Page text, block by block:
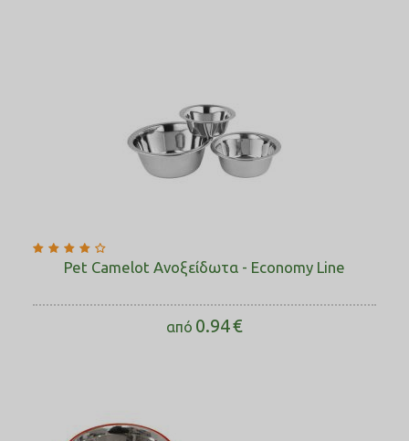
Pet Camelot Ανοξείδωτα - Economy Line
από 0.94€